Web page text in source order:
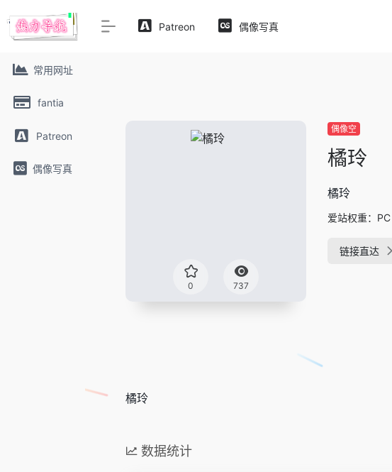
常用网址
fantia
Patreon
偶像写真
Patreon 偶像写真
0 737
偶像空
橘玲
橘玲
爱站权重： PC
链接直达
橘玲
数据统计